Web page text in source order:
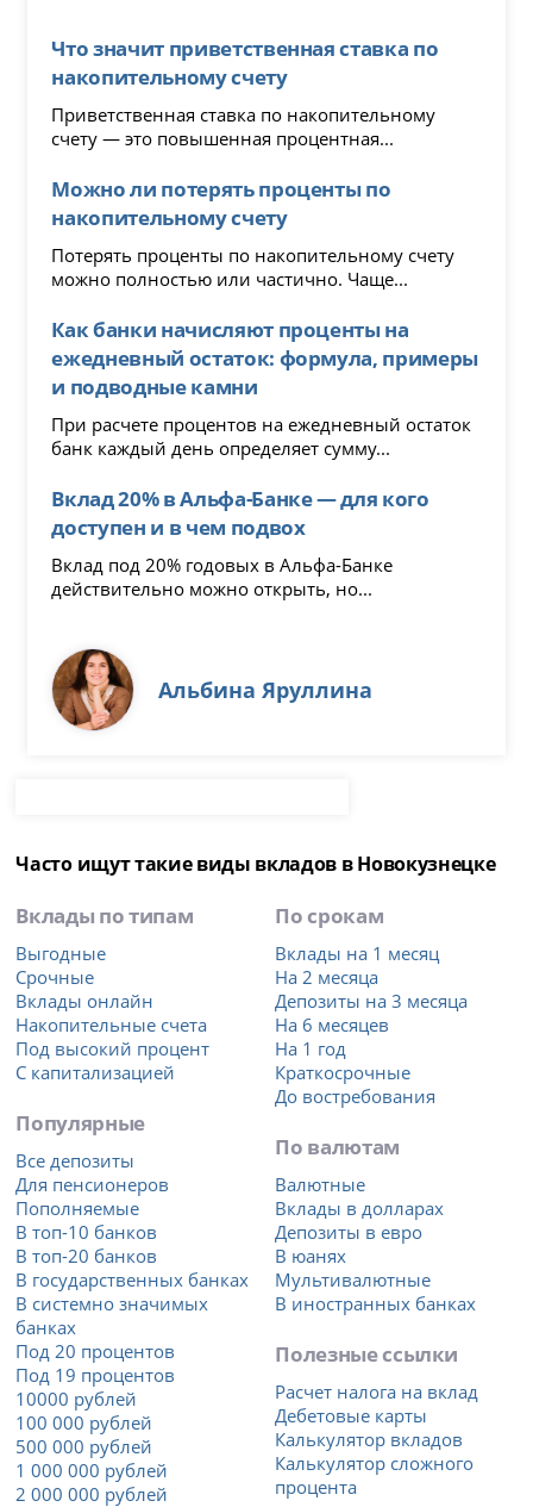
Что значит приветственная ставка по
накопительному счету
Приветственная ставка по накопительному
счету — это повышенная процентная...
Можно ли потерять проценты по
накопительному счету
Потерять проценты по накопительному счету
можно полностью или частично. Чаще...
Как банки начисляют проценты на
ежедневный остаток: формула, примеры
и подводные камни
При расчете процентов на ежедневный остаток
банк каждый день определяет сумму...
Вклад 20% в Альфа-Банке — для кого
доступен и в чем подвох
Вклад под 20% годовых в Альфа-Банке
действительно можно открыть, но...
Альбина Яруллина
Часто ищут такие виды вкладов в Новокузнецке
Вклады по типам
Выгодные
Срочные
Вклады онлайн
Накопительные счета
Под высокий процент
С капитализацией
Популярные
Все депозиты
Для пенсионеров
Пополняемые
В топ-10 банков
В топ-20 банков
В государственных банках
В системно значимых
банках
Под 20 процентов
Под 19 процентов
10000 рублей
100 000 рублей
500 000 рублей
1 000 000 рублей
2 000 000 рублей
По срокам
Вклады на 1 месяц
На 2 месяца
Депозиты на 3 месяца
На 6 месяцев
На 1 год
Краткосрочные
До востребования
По валютам
Валютные
Вклады в долларах
Депозиты в евро
В юанях
Мультивалютные
В иностранных банках
Полезные ссылки
Расчет налога на вклад
Дебетовые карты
Калькулятор вкладов
Калькулятор сложного
процента